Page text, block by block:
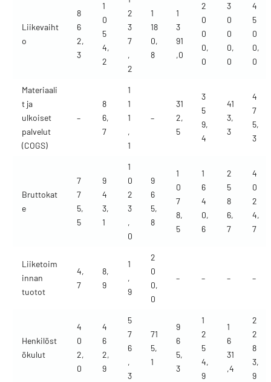
Liikevaiht
o
8
6
2,
3
1
0
5
4,
2
2
3
7
,
2
1
18
0,
8
1
3
91
,0
2
0
0
0,
0
3
0
0
0,
0
4
5
0
0,
0
Materiaali
t ja
ulkoiset
palvelut
(COGS)
–
8
6,
7
1
1
1
,
1
–
31
2,
5
3
5
9,
4
41
3,
3
4
7
5,
3
Bruttokat
e
7
7
5,
5
9
4
3,
1
1
0
2
3
,
0
9
6
5,
8
1
0
7
8,
5
1
6
4
0,
6
2
5
8
6,
7
4
0
2
4,
7
Liiketoim
innan
tuotot
4,
7
8,
9
1
,
9
2
0
0,
0
– – – –
Henkilöst
ökulut
4
0
2,
0
4
6
2,
9
5
7
6
,
3
71
5,
1
9
6
5,
3
1
2
5
4,
9
1
6
31
,4
2
2
8
3,
9